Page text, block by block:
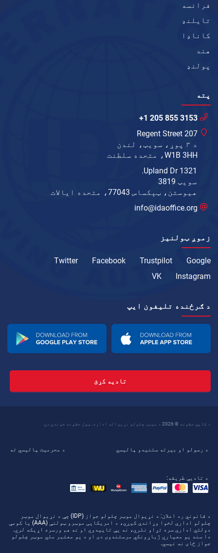
فرانسه
تایلنډ
کاناډا
هند
پولنډ
پته
+1 205 855 3153
207 Regent Street
د ۳ پوړ، سویټ، لندن
W1B 3HH، متحده سلطنت
1321 Upland Dr.
سویټ 3819
هیوستن، ټېکساس 77043، متحده ایالات
info@idaoffice.org
زموږ ټولنیز
Google
Trustpilot
Facebook
Twitter
Instagram
VK
د ګرځنده تلیفون ايپ
تادیه کړئ
د کاپي حقونه © 2026 د موټر چلولو نړیواله اداره. ټول حقونه خوندي دي
د رسولو او بیرته ستنیدو پالیسي د محرمیت پالیسي ته
د تادیې طریقه:
د قانوني رد اعلان
: د نړیوال موټر چلولو جواز (IDP) چې د نړیوال موټر
چلولو ادارې لخوا وړاندې کیږي، د امریکایی موټرو ټولنې (AAA) یا کومې
دولتي ادارې سره تړاو نلري، نه یې تاییدوي او نه هم ورسره اړیکه لري.
دا سند یو معیاري ژباړونکي مرستندوی دی او د یو معتبر ملي موټر چلولو
جواز ځای نه نیسي.